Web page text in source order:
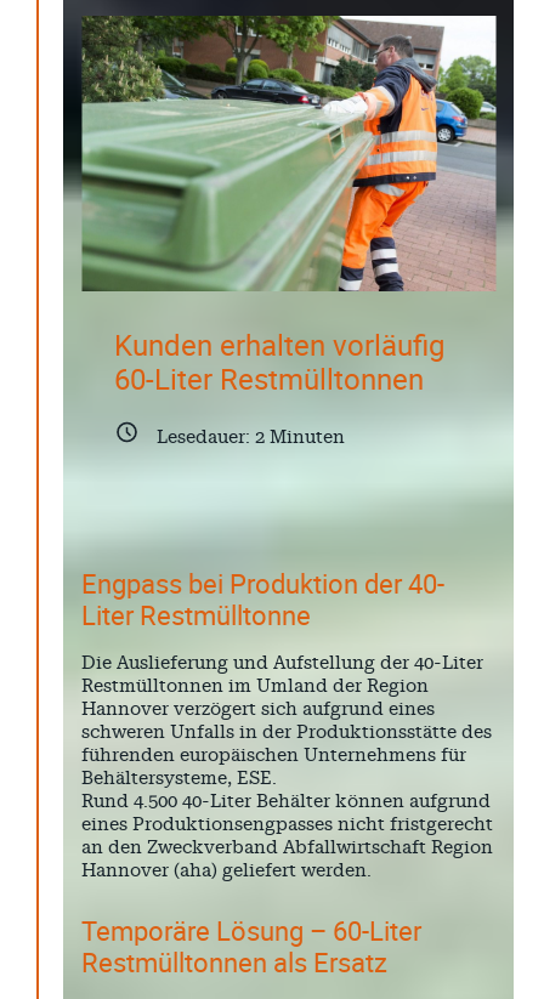
Juni 2026
Mai 2026
April 2026
März 2026
Februar 2026
Januar 2026
Kunden erhalten vorläufig
60-Liter Restmülltonnen
Lesedauer: 2 Minuten
Engpass bei Produktion der 40-
Liter Restmülltonne
Die Auslieferung und Aufstellung der 40-Liter
Restmülltonnen im Umland der Region
Hannover verzögert sich aufgrund eines
schweren Unfalls in der Produktionsstätte des
führenden europäischen Unternehmens für
Behältersysteme, ESE.
Rund 4.500 40-Liter Behälter können aufgrund
eines Produktionsengpasses nicht fristgerecht
an den Zweckverband Abfallwirtschaft Region
Hannover (aha) geliefert werden.
Temporäre Lösung – 60-Liter
Restmülltonnen als Ersatz